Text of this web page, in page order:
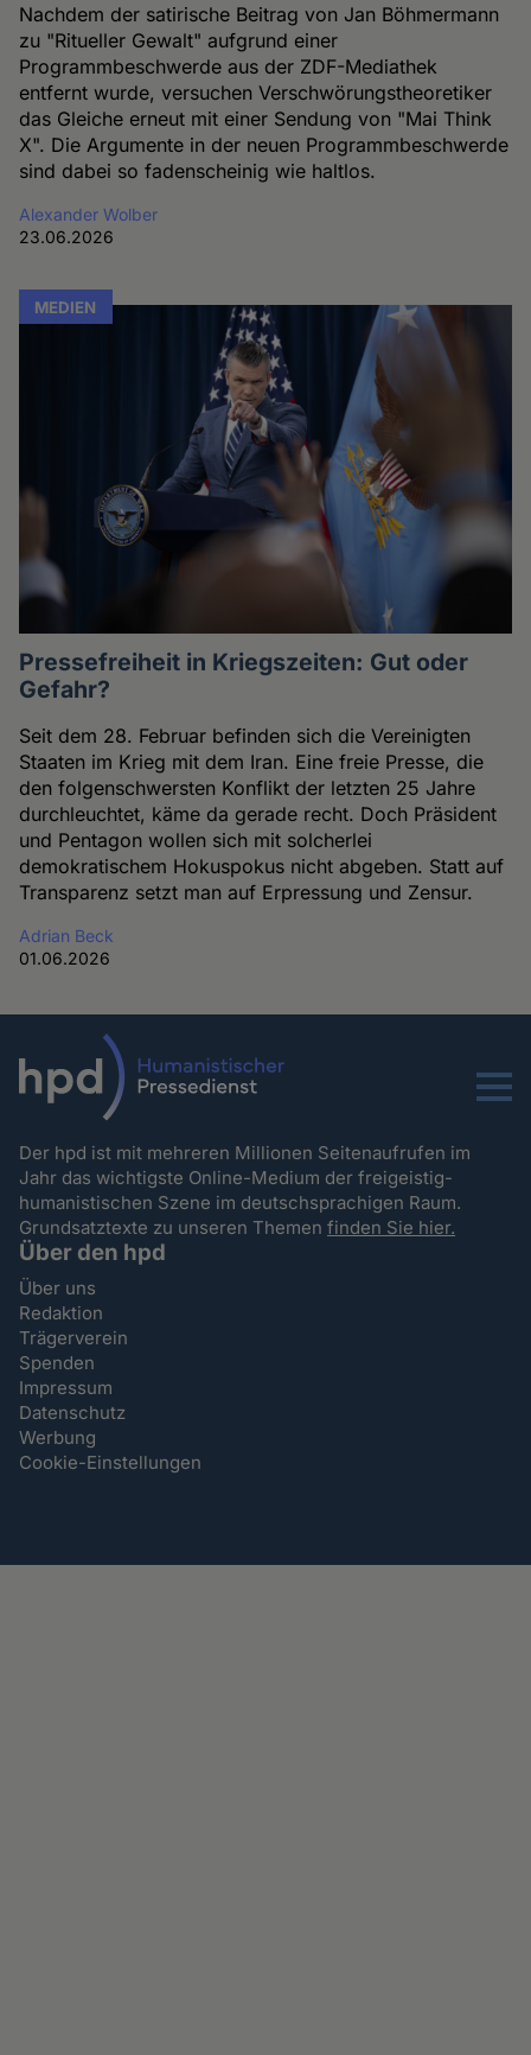
Nachdem der satirische Beitrag von Jan Böhmermann
zu "Ritueller Gewalt" aufgrund einer
Programmbeschwerde aus der ZDF-Mediathek
entfernt wurde, versuchen Verschwörungstheoretiker
das Gleiche erneut mit einer Sendung von "Mai Think
X". Die Argumente in der neuen Programmbeschwerde
sind dabei so fadenscheinig wie haltlos.
Alexander Wolber
23.06.2026
MEDIEN
Pressefreiheit in Kriegszeiten: Gut oder
Gefahr?
Seit dem 28. Februar befinden sich die Vereinigten
Staaten im Krieg mit dem Iran. Eine freie Presse, die
den folgenschwersten Konflikt der letzten 25 Jahre
durchleuchtet, käme da gerade recht. Doch Präsident
und Pentagon wollen sich mit solcherlei
demokratischem Hokuspokus nicht abgeben. Statt auf
Transparenz setzt man auf Erpressung und Zensur.
Adrian Beck
01.06.2026
Menu
Der hpd ist mit mehreren Millionen Seitenaufrufen im
Jahr das wichtigste Online-Medium der freigeistig-
humanistischen Szene im deutschsprachigen Raum.
Grundsatztexte zu unseren Themenfinden Sie hier.
Über den hpd
Über uns
Redaktion
Trägerverein
Spenden
Impressum
Datenschutz
Werbung
Cookie-Einstellungen